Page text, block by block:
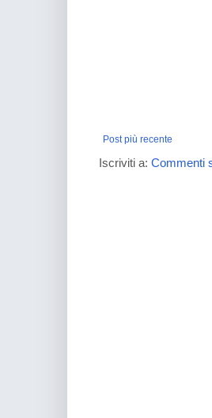
Post più recente
Iscriviti a: Commenti